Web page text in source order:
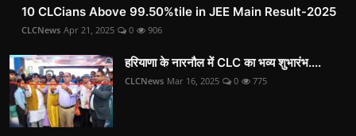
10 CLCians Above 99.50%tile in JEE Main Result-2025
CLCNews Apr 21, 2025 0 906
हरियाणा के नारनौल में CLC का भव्य शुभारंभ....
CLCNews Mar 16, 2025 0 775